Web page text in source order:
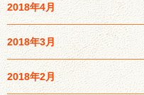
2018年4月
2018年3月
2018年2月